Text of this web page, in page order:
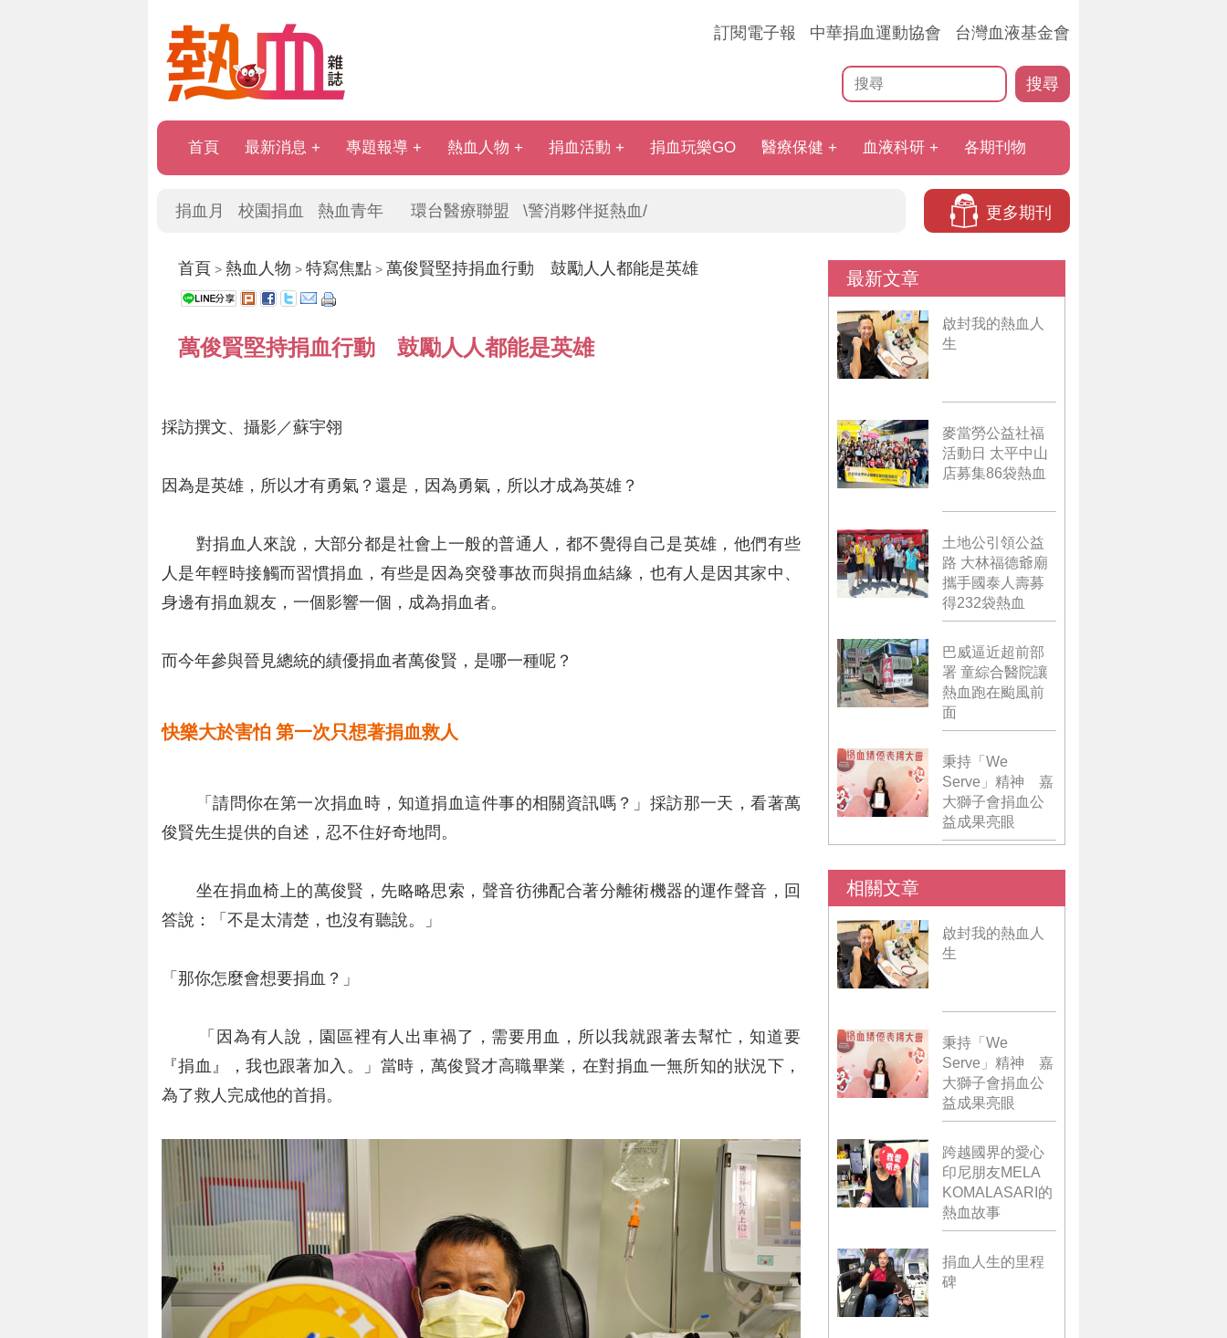
訂閱電子報 中華捐血運動協會 台灣血液基金會
搜尋
首頁 最新消息 專題報導 熱血人物 捐血活動 捐血玩樂GO 醫療保健 血液科研 各期刊物
捐血月 校園捐血 熱血青年 環台醫療聯盟 \警消夥伴挺熱血/ 更多期刊
首頁 > 熱血人物 > 特寫焦點> 萬俊賢堅持捐血行動 鼓勵人人都能是英雄
萬俊賢堅持捐血行動 鼓勵人人都能是英雄
採訪撰文、攝影／蘇宇翎
因為是英雄，所以才有勇氣？還是，因為勇氣，所以才成為英雄？
對捐血人來說，大部分都是社會上一般的普通人，都不覺得自己是英雄，他們有些
人是年輕時接觸而習慣捐血，有些是因為突發事故而與捐血結緣，也有人是因其家中、
身邊有捐血親友，一個影響一個，成為捐血者。
而今年參與晉見總統的績優捐血者萬俊賢，是哪一種呢？
快樂大於害怕 第一次只想著捐血救人
「請問你在第一次捐血時，知道捐血這件事的相關資訊嗎？」採訪那一天，看著萬
俊賢先生提供的自述，忍不住好奇地問。
坐在捐血椅上的萬俊賢，先略略思索，聲音彷彿配合著分離術機器的運作聲音，回
答說：「不是太清楚，也沒有聽說。」
「那你怎麼會想要捐血？」
「因為有人說，園區裡有人出車禍了，需要用血，所以我就跟著去幫忙，知道要
『捐血』，我也跟著加入。」當時，萬俊賢才高職畢業，在對捐血一無所知的狀況下，
為了救人完成他的首捐。
最新文章
啟封我的熱血人
生
麥當勞公益社福
活動日 太平中山
店募集86袋熱血
土地公引領公益
路 大林福德爺廟
攜手國泰人壽募
得232袋熱血
巴威逼近超前部
署 童綜合醫院讓
熱血跑在颱風前
面
秉持「We
Serve」精神 嘉
大獅子會捐血公
益成果亮眼
相關文章
啟封我的熱血人
生
秉持「We
Serve」精神 嘉
大獅子會捐血公
益成果亮眼
跨越國界的愛心
印尼朋友MELA
KOMALASARI的
熱血故事
捐血人生的里程
碑